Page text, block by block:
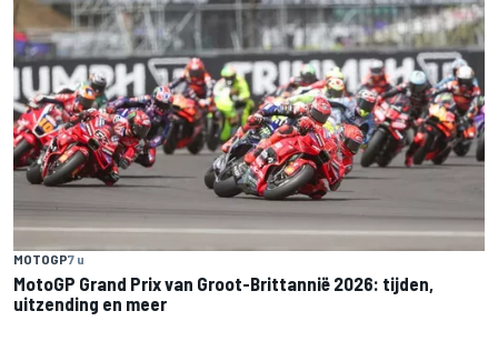
MOTOGP7 u
MotoGP Grand Prix van Groot-Brittannië 2026: tijden,
uitzending en meer